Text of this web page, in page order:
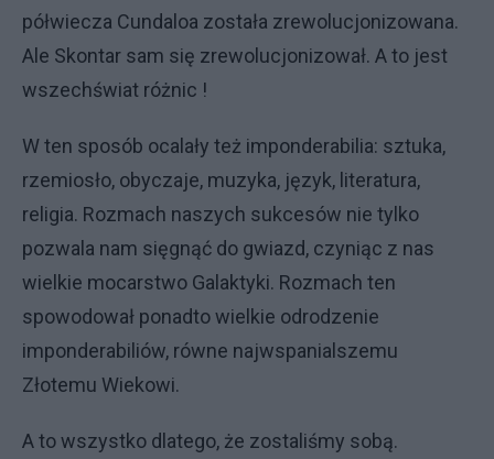
półwiecza Cundaloa została zrewolucjonizowana.
Ale Skontar sam się zrewolucjonizował. A to jest
wszechświat różnic !
W ten sposób ocalały też imponderabilia: sztuka,
rzemiosło, obyczaje, muzyka, język, literatura,
religia. Rozmach naszych sukcesów nie tylko
pozwala nam sięgnąć do gwiazd, czyniąc z nas
wielkie mocarstwo Galaktyki. Rozmach ten
spowodował ponadto wielkie odrodzenie
imponderabiliów, równe najwspanialszemu
Złotemu Wiekowi.
A to wszystko dlatego, że zostaliśmy sobą.